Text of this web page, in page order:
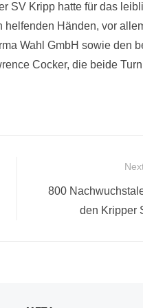
SV Kripp hatte für das
Händen, vor
Wahl GmbH sowie den
Cocker, die beide
Next
800
den Kripper